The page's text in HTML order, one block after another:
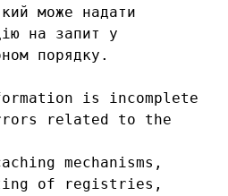
може надати
на запит у
порядку.
is incomplete
related to the
mechanisms,
of registries,